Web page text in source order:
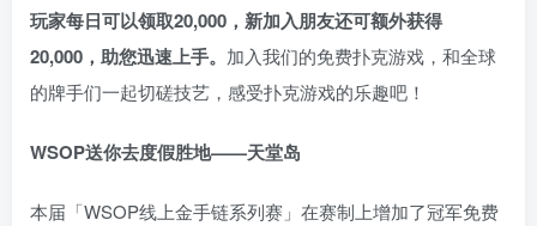
玩家每日可以领取20,000，新加入朋友还可额外获得
20,000，助您迅速上手。 加入我们的免费扑克游戏，和全球
的牌手们一起切磋技艺，感受扑克游戏的乐趣吧！
WSOP送你去度假胜地——天堂岛
本届「WSOP线上金手链系列赛」在赛制上增加了冠军免费